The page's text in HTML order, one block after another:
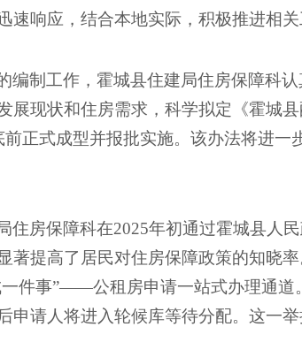
响应，结合本地实际，积极推进相关
编制工作，霍城县住建局住房保障科
展现状和住房需求，科学拟定《霍城
前正式成型并报批实施。该办法将进
住房保障科在2025年初通过霍城县人
著提高了居民对住房保障政策的知晓
件事”——公租房申请一站式办理通
请人将进入轮候库等待分配。这一